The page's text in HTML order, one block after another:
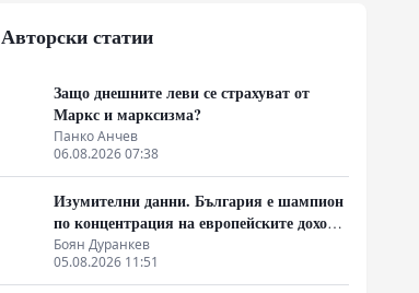
Авторски статии
Защо днешните леви се страхуват от
Маркс и марксизма?
Панко Анчев
06.08.2026 07:38
Изумителни данни. България е шампион
по концентрация на европейските доходи
в ръцете на най-богатия 1%, надминава
и САЩ
Боян Дуранкев
05.08.2026 11:51